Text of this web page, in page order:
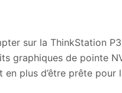
sur la ThinkStation
graphiques de pointe
plus d’être prête pour